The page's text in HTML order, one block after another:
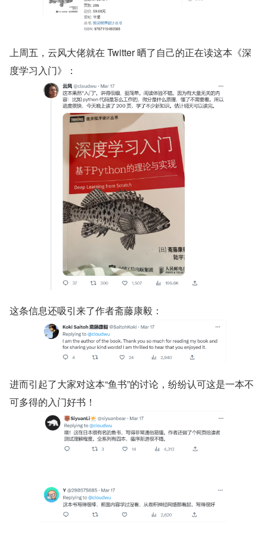
上周五，云风大佬就在 Twitter 晒了自己的正在读这本《深
度学习入门》：
这条信息还吸引来了作者斋藤康毅：
进而引起了大家对这本“鱼书”的讨论，纷纷认可这是一本不
可多得的入门好书！